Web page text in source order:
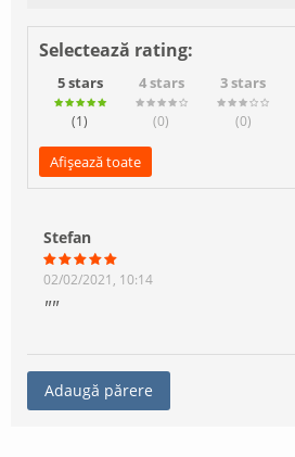
Selectează rating:
5 stars
(1)
4 stars
(0)
3 stars
(0)
Afișează toate
Stefan
02/02/2021, 10:14
Adaugă părere